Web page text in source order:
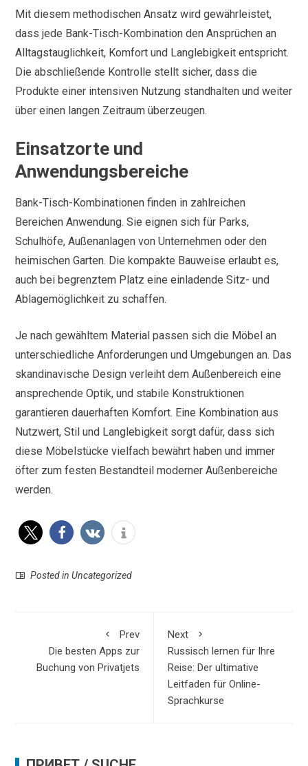
Mit diesem methodischen Ansatz wird gewährleistet,
dass jede Bank-Tisch-Kombination den Ansprüchen an
Alltagstauglichkeit, Komfort und Langlebigkeit entspricht.
Die abschließende Kontrolle stellt sicher, dass die
Produkte einer intensiven Nutzung standhalten und weiter
über einen langen Zeitraum überzeugen.
Einsatzorte und
Anwendungsbereiche
Bank-Tisch-Kombinationen finden in zahlreichen
Bereichen Anwendung. Sie eignen sich für Parks,
Schulhöfe, Außenanlagen von Unternehmen oder den
heimischen Garten. Die kompakte Bauweise erlaubt es,
auch bei begrenztem Platz eine einladende Sitz- und
Ablagemöglichkeit zu schaffen.
Je nach gewähltem Material passen sich die Möbel an
unterschiedliche Anforderungen und Umgebungen an. Das
skandinavische Design verleiht dem Außenbereich eine
ansprechende Optik, und stabile Konstruktionen
garantieren dauerhaften Komfort. Eine Kombination aus
Nutzwert, Stil und Langlebigkeit sorgt dafür, dass sich
diese Möbelstücke vielfach bewährt haben und immer
öfter zum festen Bestandteil moderner Außenbereiche
werden.
Posted inUncategorized
Prev
Die besten Apps zur
Buchung von Privatjets
Next
Russisch lernen für Ihre
Reise: Der ultimative
Leitfaden für Online-
Sprachkurse